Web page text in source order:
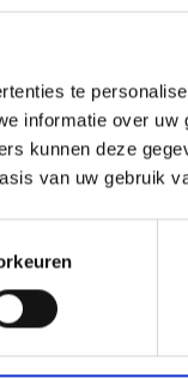
te
informatie over
kunnen deze
van uw gebruik
Voir toutes les
limitées en vous
newsletter
Oui,